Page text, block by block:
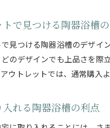
トで見つける陶器浴槽
見つける陶器浴槽のデザイ
のデザインでも上品さを際
ウトレットでは、通常購入
入れる陶器浴槽の利点